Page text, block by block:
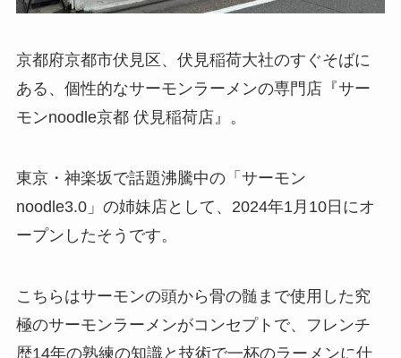
京都府京都市伏見区、伏見稲荷大社のすぐそばに
ある、個性的なサーモンラーメンの専門店『サー
モンnoodle京都 伏見稲荷店』。
東京・神楽坂で話題沸騰中の「サーモン
noodle3.0」の姉妹店として、2024年1月10日にオ
ープンしたそうです。
こちらはサーモンの頭から骨の髄まで使用した究
極のサーモンラーメンがコンセプトで、フレンチ
歴14年の熟練の知識と技術で一杯のラーメンに仕